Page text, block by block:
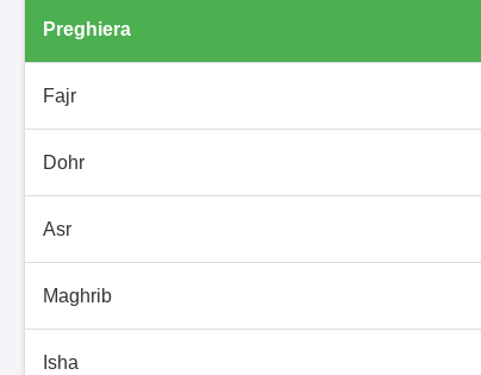
Preghiera
Fajr
Dohr
Asr
Maghrib
Isha